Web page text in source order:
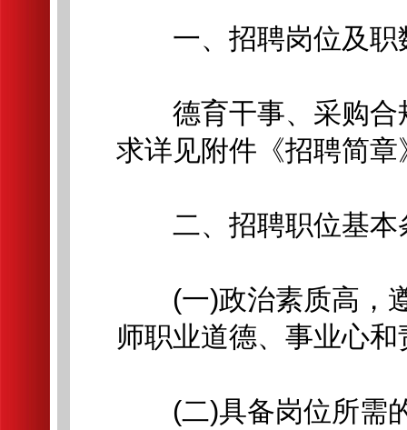
一、招聘岗位及职
德育干事、采购合
求详见附件《招聘简章
二、招聘职位基本
(一)政治素质高，遵
师职业道德、事业心和
(二)具备岗位所需的